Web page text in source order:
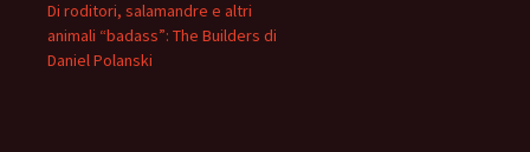
Di roditori, salamandre e altri
animali “badass”: The Builders di
Daniel Polanski